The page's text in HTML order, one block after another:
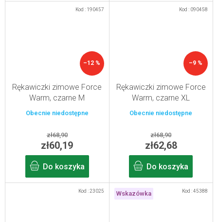
–12 %
Rękawiczki zimowe Force
Warm, czarne M
Obecnie niedostępne
zł68,90
zł60,19
Do koszyka
Kod : 190457
–9 %
Rękawiczki zimowe Force
Warm, czarne XL
Obecnie niedostępne
zł68,90
zł62,68
Do koszyka
Kod : 090458
Kod :23025 Wskazówka Kod :45388